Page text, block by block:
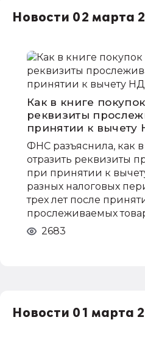
Новости 02 марта
Как в книге
реквизиты
принятии к вычету
ФНС разъяснила, как
отразить реквизиты
при принятии к
разных налоговых
трех лет после
прослеживаемых
2683
Новости 01 марта